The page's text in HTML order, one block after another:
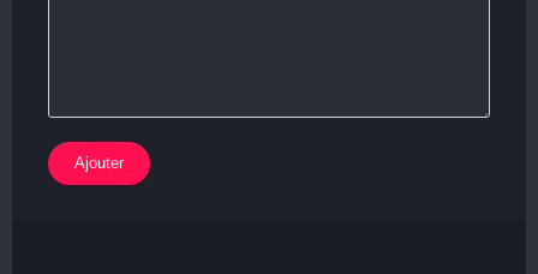
Ajouter